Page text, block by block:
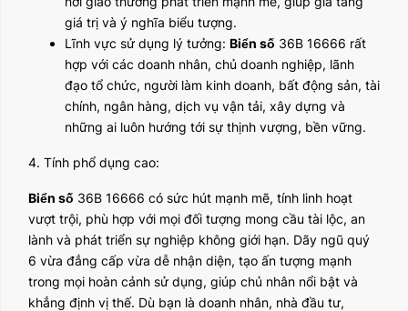
giá trị và ý nghĩa biểu tượng.
Lĩnh vực sử dụng lý tưởng: Biển số 36B 16666 rất
hợp với các doanh nhân, chủ doanh nghiệp, lãnh
đạo tổ chức, người làm kinh doanh, bất động sản, tài
chính, ngân hàng, dịch vụ vận tải, xây dựng và
những ai luôn hướng tới sự thịnh vượng, bền vững.
4. Tính phổ dụng cao:
Biển số 36B 16666 có sức hút mạnh mẽ, tính linh hoạt
vượt trội, phù hợp với mọi đối tượng mong cầu tài lộc, an
lành và phát triển sự nghiệp không giới hạn. Dãy ngũ quý
6 vừa đẳng cấp vừa dễ nhận diện, tạo ấn tượng mạnh
trong mọi hoàn cảnh sử dụng, giúp chủ nhân nổi bật và
khẳng định vị thế. Dù bạn là doanh nhân, nhà đầu tư,